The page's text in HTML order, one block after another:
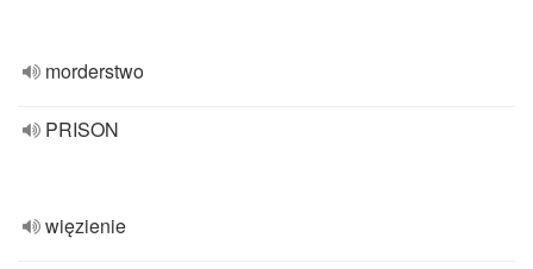
morderstwo
PRISON
więzienie